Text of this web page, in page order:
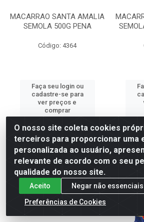
MACARRAO SANTA AMALIA
SEMOLA 500G PENA
Código: 4364
Faça seu login ou
cadastre-se para
ver preços e
comprar
O nosso site coleta cookies
terceiros para proporcionar uma
personalizada ao usuário,
relevante de acordo com o seu
qualidade do nosso site.
Aceito
Negar não essenciais
Preferências de Cookies